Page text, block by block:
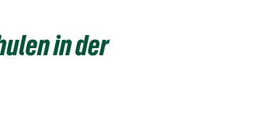
in der